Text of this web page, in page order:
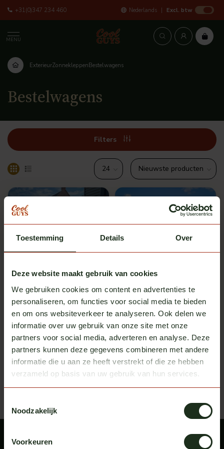
Toestemming Details Over
Deze website maakt gebruik van cookies
We gebruiken cookies om content en advertenties te
personaliseren, om functies voor social media te bieden
en om ons websiteverkeer te analyseren. Ook delen we
informatie over uw gebruik van onze site met onze
partners voor social media, adverteren en analyse. Deze
partners kunnen deze gegevens combineren met andere
informatie die u aan ze heeft verstrekt of die ze hebben
verzameld op basis van uw gebruik van hun services.
Noodzakelijk
Voorkeuren
+31(0)347 234 460 Nederlands Excl. btw
MENU
ExterieurZonnekleppenBestelwagens
Bestelwagens
Filters
Vepro Oy
Crafter vanaf 2017
Op voorraad
€ 275,00 Excl. btw
Vepro Oy
Sprinter 2006/2018+
Op voorraad
€ 275,00 Excl. btw
Recent bekeken Bekijk alle producten